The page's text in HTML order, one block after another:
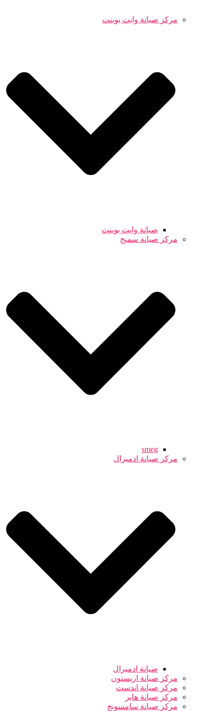
مركز صيانة وايت بوينت
صيانة وايت بوينت
مركز صيانة سميج
smeg
مركز صيانة ادميرال
صيانة ادميرال
مركز صيانة اريستون
مركز صيانة اندست
مركز صيانة هاير
مركز صيانة سامسونج